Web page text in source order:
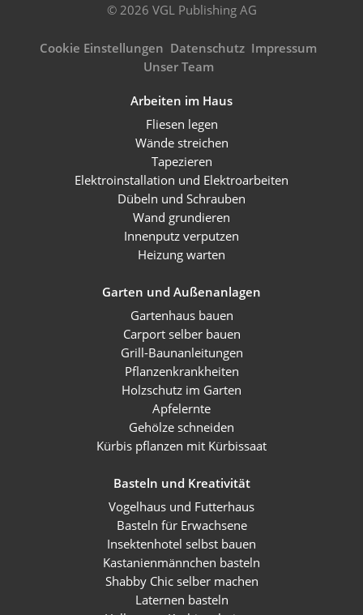
© 2026 VGL Publishing AG
Cookie Einstellungen Datenschutz Impressum
Unser Team
Arbeiten im Haus
Fliesen legen
Wände streichen
Tapezieren
Elektroinstallation und Elektroarbeiten
Dübeln und Schrauben
Wand grundieren
Innenputz verputzen
Heizung warten
Garten und Außenanlagen
Gartenhaus bauen
Carport selber bauen
Grill-Baunanleitungen
Pflanzenkrankheiten
Holzschutz im Garten
Apfelernte
Gehölze schneiden
Kürbis pflanzen mit Kürbissaat
Basteln und Kreativität
Vogelhaus und Futterhaus
Basteln für Erwachsene
Insektenhotel selbst bauen
Kastanienmännchen basteln
Shabby Chic selber machen
Laternen basteln